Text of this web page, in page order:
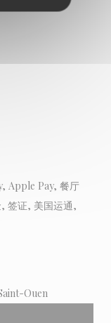
Apple Pay, 餐厅
签证, 美国运通,
Ouen